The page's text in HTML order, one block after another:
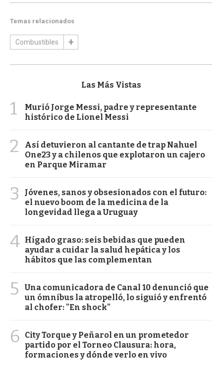
Temas relacionados
Combustibles
Las Más Vistas
1
Murió Jorge Messi, padre y representante
histórico de Lionel Messi
2
Así detuvieron al cantante de trap Nahuel
One23 y a chilenos que explotaron un cajero
en Parque Miramar
3
Jóvenes, sanos y obsesionados con el futuro:
el nuevo boom de la medicina de la
longevidad llega a Uruguay
4 Hígado graso: seis bebidas que pueden
ayudar a cuidar la salud hepática y los
hábitos que las complementan
5
Una comunicadora de Canal 10 denunció que
un ómnibus la atropelló, lo siguió y enfrentó
al chofer: "En shock"
6
City Torque y Peñarol en un prometedor
partido por el Torneo Clausura: hora,
formaciones y dónde verlo en vivo